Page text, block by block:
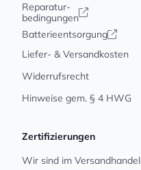
Reparatur-
bedingungen
Batterieentsorgung
Liefer- & Versandkosten
Widerrufsrecht
Hinweise gem. § 4 HWG
Zertifizierungen
Wir sind im